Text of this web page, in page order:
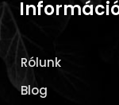
Rólunk
Blog